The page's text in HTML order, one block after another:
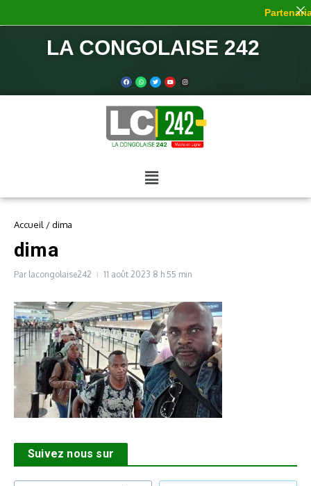
LA CONGOLAISE 242
Accueil /dima
dima
Par lacongolaise242 11 août 2023 8 h 55 min
Suivez nous sur